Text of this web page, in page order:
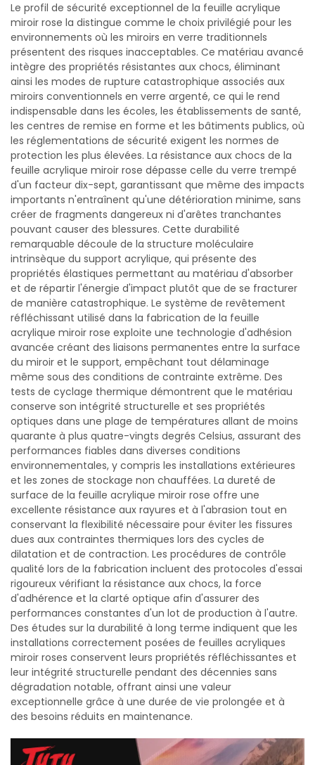
Le profil de sécurité exceptionnel de la feuille acrylique
miroir rose la distingue comme le choix privilégié pour les
environnements où les miroirs en verre traditionnels
présentent des risques inacceptables. Ce matériau avancé
intègre des propriétés résistantes aux chocs, éliminant
ainsi les modes de rupture catastrophique associés aux
miroirs conventionnels en verre argenté, ce qui le rend
indispensable dans les écoles, les établissements de santé,
les centres de remise en forme et les bâtiments publics, où
les réglementations de sécurité exigent les normes de
protection les plus élevées. La résistance aux chocs de la
feuille acrylique miroir rose dépasse celle du verre trempé
d'un facteur dix-sept, garantissant que même des impacts
importants n'entraînent qu'une détérioration minime, sans
créer de fragments dangereux ni d'arêtes tranchantes
pouvant causer des blessures. Cette durabilité
remarquable découle de la structure moléculaire
intrinsèque du support acrylique, qui présente des
propriétés élastiques permettant au matériau d'absorber
et de répartir l'énergie d'impact plutôt que de se fracturer
de manière catastrophique. Le système de revêtement
réfléchissant utilisé dans la fabrication de la feuille
acrylique miroir rose exploite une technologie d'adhésion
avancée créant des liaisons permanentes entre la surface
du miroir et le support, empêchant tout délaminage
même sous des conditions de contrainte extrême. Des
tests de cyclage thermique démontrent que le matériau
conserve son intégrité structurelle et ses propriétés
optiques dans une plage de températures allant de moins
quarante à plus quatre-vingts degrés Celsius, assurant des
performances fiables dans diverses conditions
environnementales, y compris les installations extérieures
et les zones de stockage non chauffées. La dureté de
surface de la feuille acrylique miroir rose offre une
excellente résistance aux rayures et à l'abrasion tout en
conservant la flexibilité nécessaire pour éviter les fissures
dues aux contraintes thermiques lors des cycles de
dilatation et de contraction. Les procédures de contrôle
qualité lors de la fabrication incluent des protocoles d'essai
rigoureux vérifiant la résistance aux chocs, la force
d'adhérence et la clarté optique afin d'assurer des
performances constantes d'un lot de production à l'autre.
Des études sur la durabilité à long terme indiquent que les
installations correctement posées de feuilles acryliques
miroir roses conservent leurs propriétés réfléchissantes et
leur intégrité structurelle pendant des décennies sans
dégradation notable, offrant ainsi une valeur
exceptionnelle grâce à une durée de vie prolongée et à
des besoins réduits en maintenance.